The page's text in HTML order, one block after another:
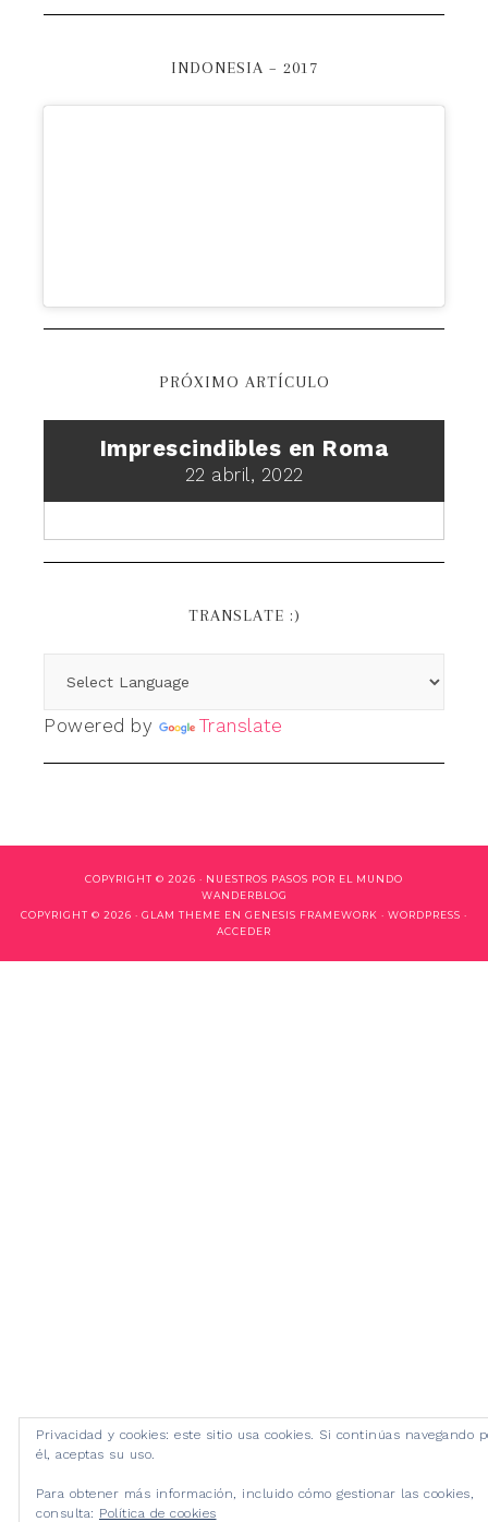
INDONESIA – 2017
PRÓXIMO ARTÍCULO
Imprescindibles en Roma
22 abril, 2022
TRANSLATE :)
Powered by Translate
COPYRIGHT © 2026 · NUESTROS PASOS POR EL MUNDO
WANDERBLOG
COPYRIGHT © 2026 · GLAM THEME EN GENESIS FRAMEWORK · WORDPRESS ·
ACCEDER
Privacidad y cookies: este sitio usa cookies. Si continúas navegando
él, aceptas su uso.
Para obtener más información, incluido cómo gestionar las cookies,
consulta: Política de cookies